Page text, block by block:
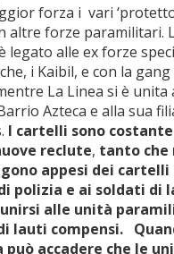
forza i vari
altre forze paramilitari.
legato alle ex forze
i Kaibil, e con la
La Linea si è unita
Azteca e alla sua
I cartelli sono
reclute, tanto che
appesi dei cartelli
polizia e ai soldati di
alle unità
lauti compensi.
può accadere che le